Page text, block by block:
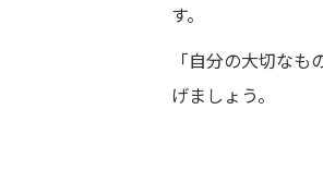
す。
「自分の大切な
げましょう。